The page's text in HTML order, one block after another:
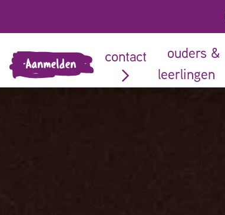
Aanmelden contact
ouders &
leerlingen